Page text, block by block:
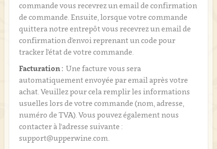
commande vous recevrez un email de confirmation
de commande. Ensuite, lorsque votre commande
quittera notre entrepôt vous recevrez un email de
confirmation d’envoi reprenant un code pour
tracker l’état de votre commande.
Facturation : Une facture vous sera
automatiquement envoyée par email après votre
achat. Veuillez pour cela remplir les informations
usuelles lors de votre commande (nom, adresse,
numéro de TVA). Vous pouvez également nous
contacter à l'adresse suivante :
support@upperwine.com.